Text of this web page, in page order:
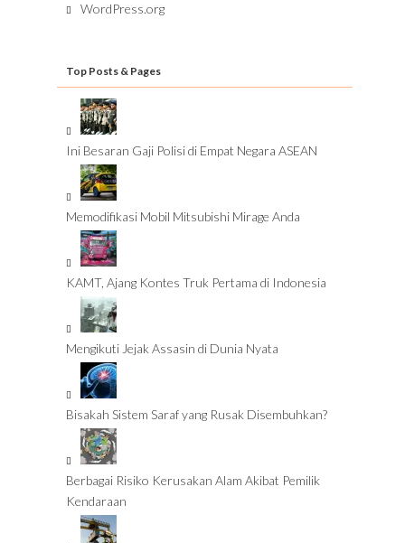
WordPress.org
Top Posts & Pages
Ini Besaran Gaji Polisi di Empat Negara ASEAN
Memodifikasi Mobil Mitsubishi Mirage Anda
KAMT, Ajang Kontes Truk Pertama di Indonesia
Mengikuti Jejak Assasin di Dunia Nyata
Bisakah Sistem Saraf yang Rusak Disembuhkan?
Berbagai Risiko Kerusakan Alam Akibat Pemilik
Kendaraan